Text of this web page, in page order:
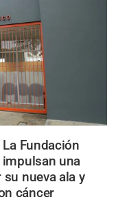
La Fundación
una
nueva ala y
cáncer